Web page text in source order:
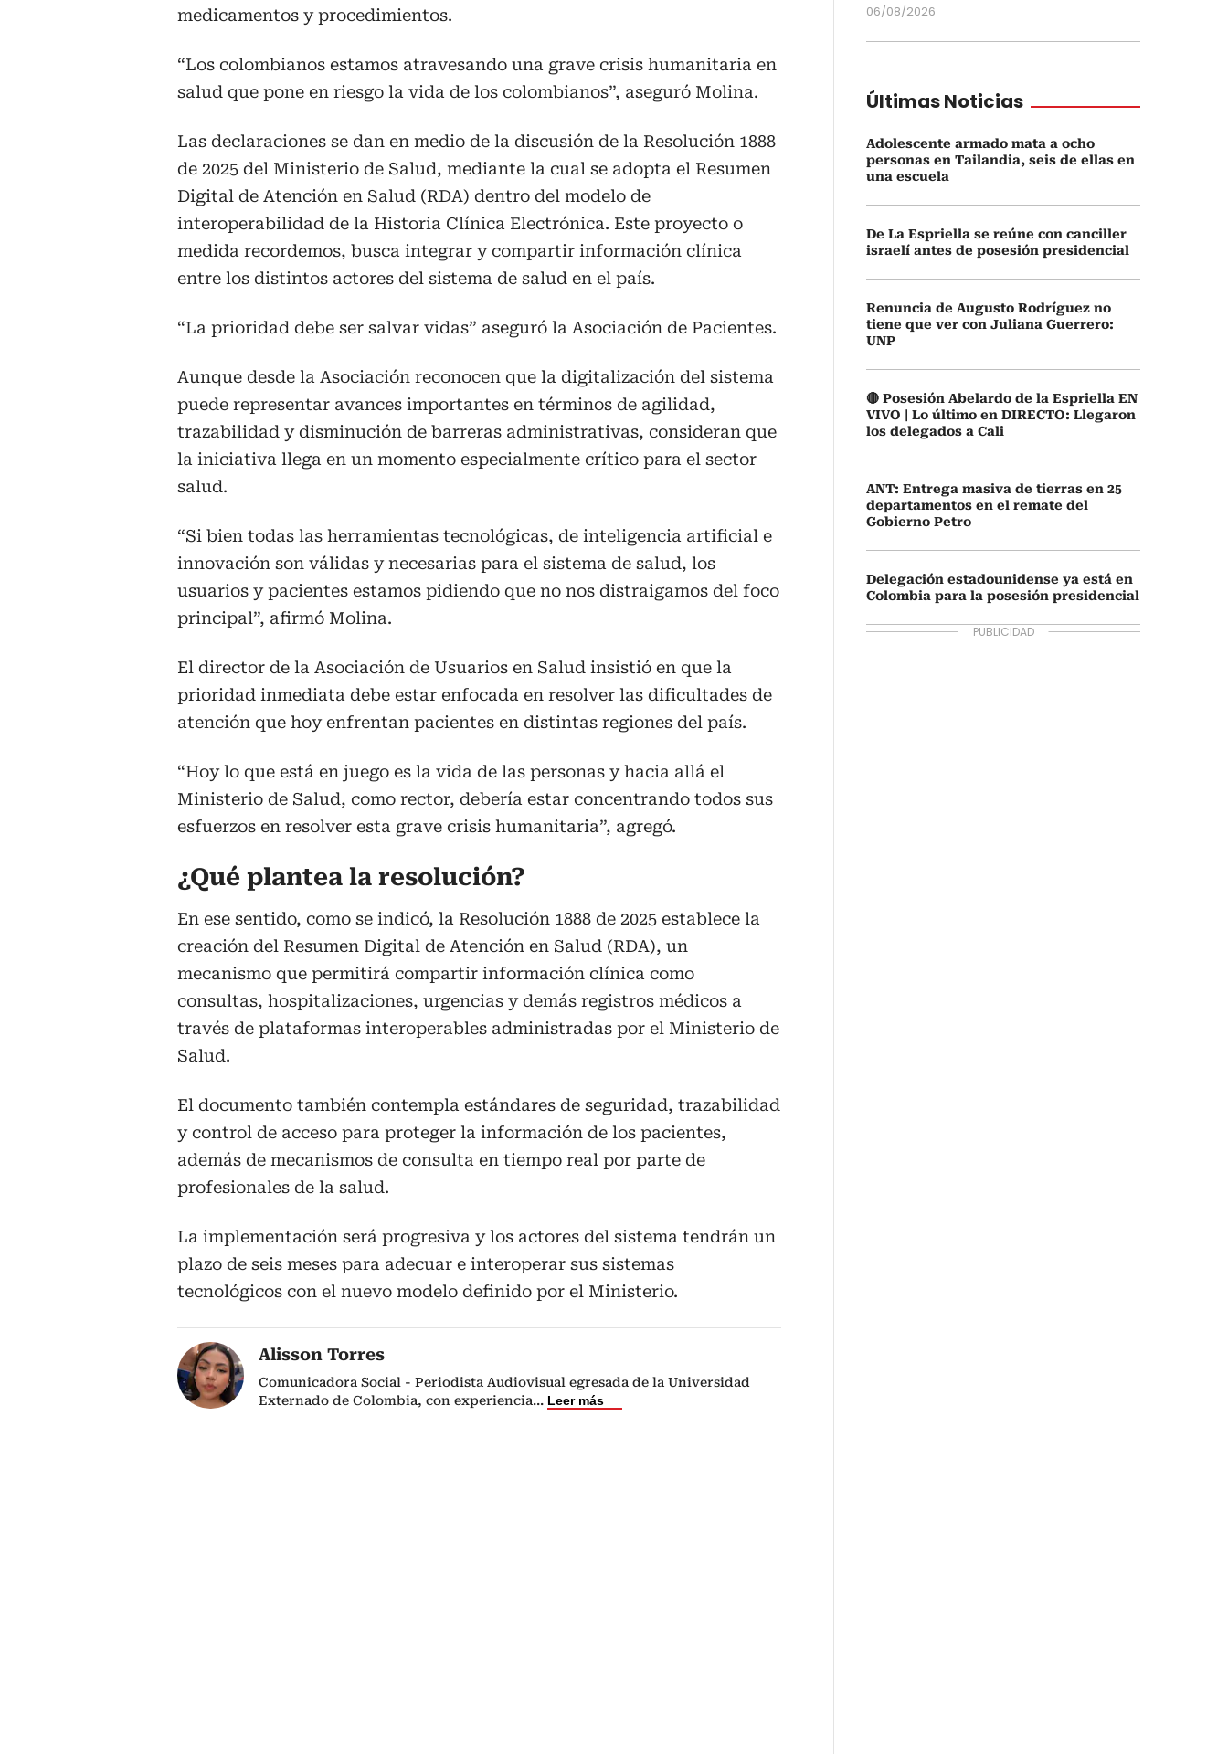
medicamentos y procedimientos.
“Los colombianos estamos atravesando una grave crisis humanitaria en
salud que pone en riesgo la vida de los colombianos”, aseguró Molina.
Las declaraciones se dan en medio de la discusión de la Resolución 1888
de 2025 del Ministerio de Salud, mediante la cual se adopta el Resumen
Digital de Atención en Salud (RDA) dentro del modelo de
interoperabilidad de la Historia Clínica Electrónica. Este proyecto o
medida recordemos, busca integrar y compartir información clínica
entre los distintos actores del sistema de salud en el país.
“La prioridad debe ser salvar vidas” aseguró la Asociación de Pacientes.
Aunque desde la Asociación reconocen que la digitalización del sistema
puede representar avances importantes en términos de agilidad,
trazabilidad y disminución de barreras administrativas, consideran que
la iniciativa llega en un momento especialmente crítico para el sector
salud.
“Si bien todas las herramientas tecnológicas, de inteligencia artificial e
innovación son válidas y necesarias para el sistema de salud, los
usuarios y pacientes estamos pidiendo que no nos distraigamos del foco
principal”, afirmó Molina.
El director de la Asociación de Usuarios en Salud insistió en que la
prioridad inmediata debe estar enfocada en resolver las dificultades de
atención que hoy enfrentan pacientes en distintas regiones del país.
“Hoy lo que está en juego es la vida de las personas y hacia allá el
Ministerio de Salud, como rector, debería estar concentrando todos sus
esfuerzos en resolver esta grave crisis humanitaria”, agregó.
¿Qué plantea la resolución?
En ese sentido, como se indicó, la Resolución 1888 de 2025 establece la
creación del Resumen Digital de Atención en Salud (RDA), un
mecanismo que permitirá compartir información clínica como
consultas, hospitalizaciones, urgencias y demás registros médicos a
través de plataformas interoperables administradas por el Ministerio de
Salud.
El documento también contempla estándares de seguridad, trazabilidad
y control de acceso para proteger la información de los pacientes,
además de mecanismos de consulta en tiempo real por parte de
profesionales de la salud.
La implementación será progresiva y los actores del sistema tendrán un
plazo de seis meses para adecuar e interoperar sus sistemas
tecnológicos con el nuevo modelo definido por el Ministerio.
Alisson Torres
Comunicadora Social - Periodista Audiovisual egresada de la Universidad
Externado de Colombia, con experiencia... Leer más
06/08/2026
Últimas Noticias
Adolescente armado mata a ocho
personas en Tailandia, seis de ellas en
una escuela
De La Espriella se reúne con canciller
israelí antes de posesión presidencial
Renuncia de Augusto Rodríguez no
tiene que ver con Juliana Guerrero:
UNP
🔴 Posesión Abelardo de la Espriella EN
VIVO | Lo último en DIRECTO: Llegaron
los delegados a Cali
ANT: Entrega masiva de tierras en 25
departamentos en el remate del
Gobierno Petro
Delegación estadounidense ya está en
Colombia para la posesión presidencial